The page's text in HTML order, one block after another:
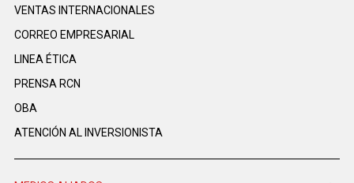
VENTAS INTERNACIONALES
CORREO EMPRESARIAL
LINEA ÉTICA
PRENSA RCN
OBA
ATENCIÓN AL INVERSIONISTA